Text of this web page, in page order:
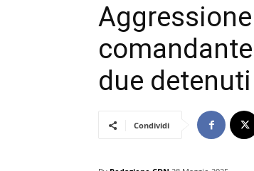
due detenuti
Condividi